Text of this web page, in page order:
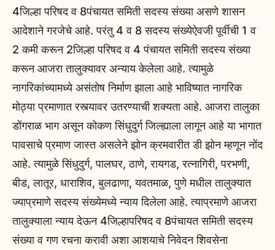
4जिल्हा परिषद व 8पंचायत समिती सदस्य संख्या असणे शासन
आदेशाने गरजेचे आहे. परंतु 4 व 8 सदस्य संख्येऐवजी पूर्वीची 1 व
2 कमी करून 2जिल्हा परिषद व 4 पंचायत समिती सदस्य संख्या
करून आजरा तालुक्यावर अन्याय केलेला आहे. त्यामुळे
नागरिकांच्यामध्ये असंतोष निर्माण झाला आहे भाविष्यात नागरिक
मोठ्या प्रमाणात रस्त्यावर उतरण्याची शक्यता आहे. आजरा तालुका
डोंगराळ भाग असून कोकण सिंधुदुर्ग जिल्ह्याला लागून आहे या भागात
पावसाचे प्रमाण जास्त असलेने झोन क्रमवारीत डी झोन म्हणून नोंद
आहे. त्यामुळे सिंधुदुर्ग, पालघर, ठाणे, रायगड, रत्नागिरी, परभणी,
बीड, लातूर, धाराशिव, बुलढाणा, यवतमाळ, पुणे मधील तालुक्यात
ज्याप्रमाणे सदस्य संख्येमध्ये न्याय दिलेला आहे. त्याप्रमाणे आजरा
तालुक्याला न्याय देऊन 4जिल्हापरिषद व 8पंचायत समिती सदस्य
संख्या व गण रचना करावी अशा आशयाचे निवेदन शिवसेना